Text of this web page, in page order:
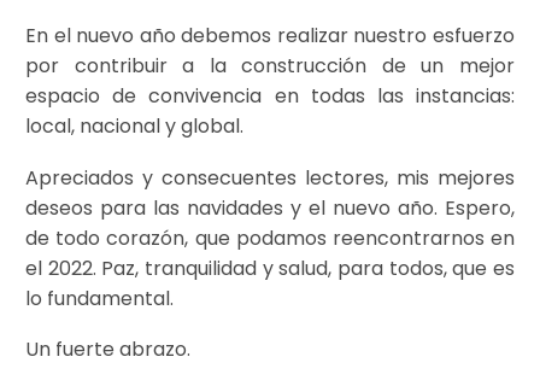
En el nuevo año debemos realizar nuestro esfuerzo
por contribuir a la construcción de un mejor
espacio de convivencia en todas las instancias:
local, nacional y global.
Apreciados y consecuentes lectores, mis mejores
deseos para las navidades y el nuevo año. Espero,
de todo corazón, que podamos reencontrarnos en
el 2022. Paz, tranquilidad y salud, para todos, que es
lo fundamental.
Un fuerte abrazo.